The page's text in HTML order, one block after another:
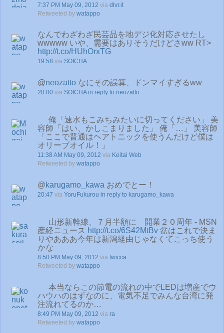
7:37 PM May 09, 2012 via dlvr.it
Retweeted by watappo
なんでわざわざ民芸品を地デジ化対応させたし
wwwww いや、需要はありそうだけどさww RT>
http://t.co/HUhOrxTG
19:58 via SOICHA
@neozatto なにその誤算、ドンマイすぎるww
20:00 via SOICHA in reply to neozatto
俺「速水もこみちみたいに切ってください」 美
容師「はい、かしこまりました」 俺「…」 美容師
「ここで普通はヘアトニックを使うんだけど僕は
オリーブオイル！」
11:38 AM May 09, 2012 via Keitai Web
Retweeted by watappo
@karugamo_kawa おめでとー！
20:47 via YoruFukurou in reply to karugamo_kawa
山形新幹線、７月半額に 開業２０周年 - MSN
産経ニュース http://t.co/6S42MtBv 盆はこれで決ま
りやあああ今年は新潟経由じゃなくてこっち使う
かな
8:50 PM May 09, 2012 via twicca
Retweeted by watappo
本当ならこの節電の流れの中でLEDは増産でウ
ハウハのはずなのに、電気不足でみんな台湾に発
注流れてるのか…
8:49 PM May 09, 2012 via ra
Retweeted by watappo